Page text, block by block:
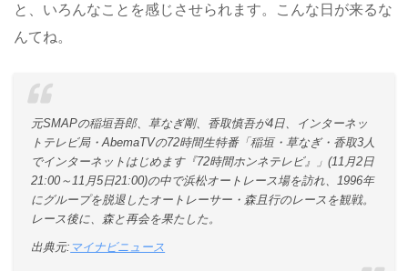
と、いろんなことを感じさせられます。こんな日が来るな
んてね。
元SMAPの稲垣吾郎、草なぎ剛、香取慎吾が4日、インターネッ
トテレビ局・AbemaTVの72時間生特番「稲垣・草なぎ・香取3人
でインターネットはじめます『72時間ホンネテレビ』」(11月2日
21:00～11月5日21:00)の中で浜松オートレース場を訪れ、1996年
にグループを脱退したオートレーサー・森且行のレースを観戦。
レース後に、森と再会を果たした。
出典元: マイナビニュース